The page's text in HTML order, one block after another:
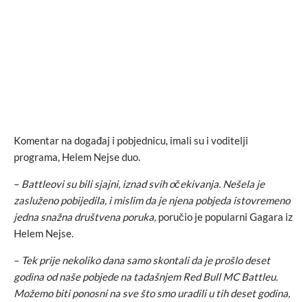
Komentar na događaj i pobjednicu, imali su i voditelji
programa, Helem Nejse duo.
– Battleovi su bili sjajni, iznad svih očekivanja. Nešela je
zasluženo pobijedila, i mislim da je njena pobjeda istovremeno
jedna snažna društvena poruka, poručio je popularni Gagara iz
Helem Nejse.
– Tek prije nekoliko dana samo skontali da je prošlo deset
godina od naše pobjede na tadašnjem Red Bull MC Battleu.
Možemo biti ponosni na sve što smo uradili u tih deset godina,